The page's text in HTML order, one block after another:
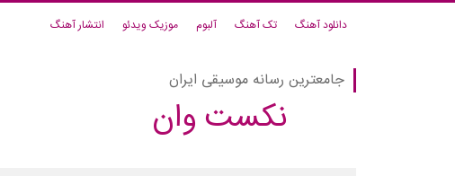
دانلود آهنگ تک آهنگ آلبوم موزیک ویدئو انتشار آهنگ
جامعترین رسانه موسیقی ایران
نکست وان